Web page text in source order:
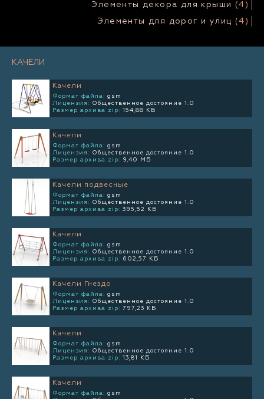
Элементы декора для крыши
(4)
Элементы для дорог и улиц (4)
КАЧЕЛИ
Качели
Формат файла: gsm
Лицензия: Общественное достояние 1.0
Размер архива zip: 154,88 КБ
Качели
Формат файла: gsm
Лицензия: Общественное достояние 1.0
Размер архива zip: 9,40 МБ
Качели подвесные
Формат файла: gsm
Лицензия: Общественное достояние 1.0
Размер архива zip: 395,52 КБ
Качели
Формат файла: gsm
Лицензия: Общественное достояние 1.0
Размер архива zip: 602,57 КБ
Качели Гнездо
Формат файла: gsm
Лицензия: Общественное достояние 1.0
Размер архива zip: 797,23 КБ
Качели
Формат файла: gsm
Лицензия: Общественное достояние 1.0
Размер архива zip: 13,81 КБ
Качели
Формат файла: gsm